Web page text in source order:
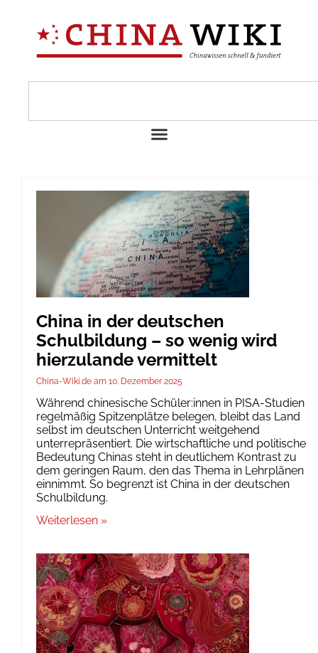
China in der deutschen
Schulbildung – so wenig wird
hierzulande vermittelt
China-Wiki.de 10. Dezember 2025
Während chinesische Schüler:innen in PISA-Studien
regelmäßig Spitzenplätze belegen, bleibt das Land
selbst im deutschen Unterricht weitgehend
unterrepräsentiert. Die wirtschaftliche und politische
Bedeutung Chinas steht in deutlichem Kontrast zu
dem geringen Raum, den das Thema in Lehrplänen
einnimmt. So begrenzt ist China in der deutschen
Schulbildung.
Weiterlesen »